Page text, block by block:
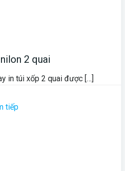
2 quai
in túi xốp 2 quai được […]
tiếp